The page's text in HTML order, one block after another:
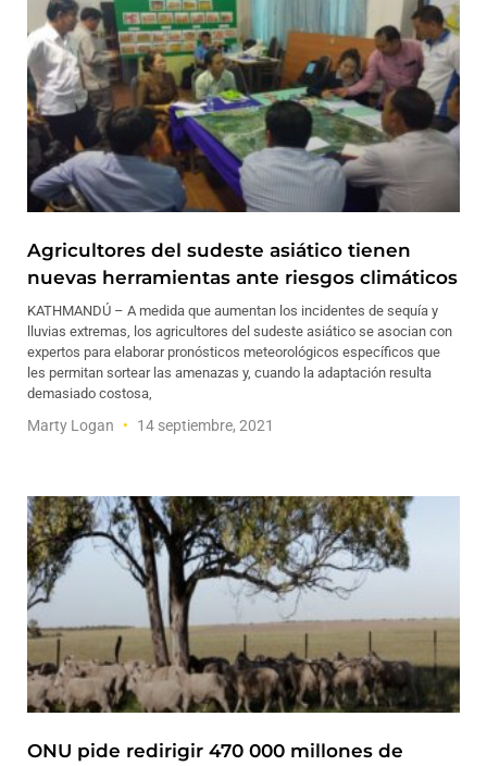
Agricultores del sudeste asiático tienen
nuevas herramientas ante riesgos climáticos
KATHMANDÚ – A medida que aumentan los incidentes de sequía y
lluvias extremas, los agricultores del sudeste asiático se asocian con
expertos para elaborar pronósticos meteorológicos específicos que
les permitan sortear las amenazas y, cuando la adaptación resulta
demasiado costosa,
Marty Logan 14 septiembre, 2021
ONU pide redirigir 470 000 millones de